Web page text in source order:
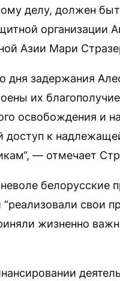
делу, должен
организации
Азии Мари
дня задержания
их
освобождения и
доступ к
— отмечает
белорусские
свои
жизненно